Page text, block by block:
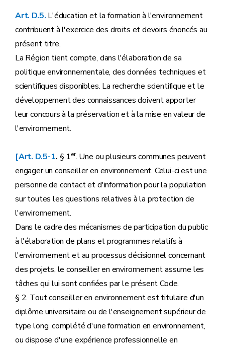
Art. D.5. L'éducation et la formation à l'environnement
contribuent à l'exercice des droits et devoirs énoncés au
présent titre.
La Région tient compte, dans l'élaboration de sa
politique environnementale, des données techniques et
scientifiques disponibles. La recherche scientifique et le
développement des connaissances doivent apporter
leur concours à la préservation et à la mise en valeur de
l'environnement.
[Art. D.5-1. § 1er. Une ou plusieurs communes peuvent
engager un conseiller en environnement. Celui-ci est une
personne de contact et d'information pour la population
sur toutes les questions relatives à la protection de
l'environnement.
Dans le cadre des mécanismes de participation du public
à l'élaboration de plans et programmes relatifs à
l'environnement et au processus décisionnel concernant
des projets, le conseiller en environnement assume les
tâches qui lui sont confiées par le présent Code.
§ 2. Tout conseiller en environnement est titulaire d'un
diplôme universitaire ou de l'enseignement supérieur de
type long, complété d'une formation en environnement,
ou dispose d'une expérience professionnelle en